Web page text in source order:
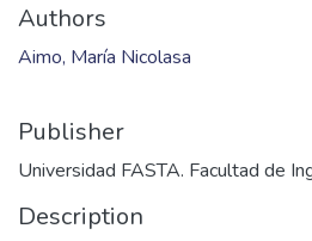
Authors
Aimo, María Nicolasa
Publisher
Universidad FASTA. Facultad de
Description